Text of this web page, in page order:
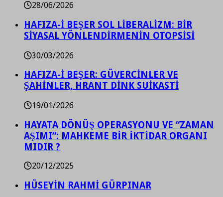
28/06/2026
HAFIZA-İ BEŞER SOL LİBERALİZM: BİR
SİYASAL YÖNLENDİRMENİN OTOPSİSİ
30/03/2026
HAFIZA-İ BEŞER: GÜVERCİNLER VE
ŞAHİNLER, HRANT DİNK SUİKASTİ
19/01/2026
HAYATA DÖNÜŞ OPERASYONU VE “ZAMAN
AŞIMI”: MAHKEME BİR İKTİDAR ORGANI
MIDIR ?
20/12/2025
HÜSEYİN RAHMİ GÜRPINAR